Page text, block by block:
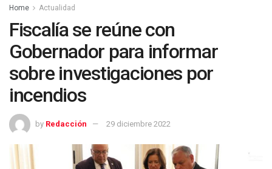
Home Actualidad
Fiscalía se reúne con
Gobernador para informar
sobre investigaciones por
incendios
by Redacción 29 diciembre 2022